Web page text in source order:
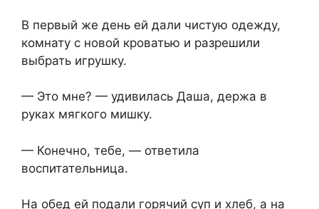
В первый же день ей дали чистую одежду,
комнату с новой кроватью и разрешили
выбрать игрушку.
— Это мне? — удивилась Даша, держа в
руках мягкого мишку.
— Конечно, тебе, — ответила
воспитательница.
На обед ей подали горячий суп и хлеб, а на